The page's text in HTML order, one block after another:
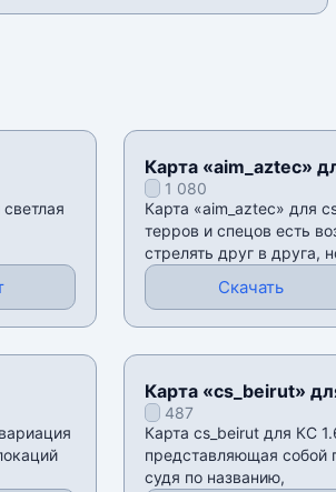
Карта «aim_aztec»
1 080
Карта «aim_aztec» для
терров и спецов есть
стрелять друг в друга,
Скачать
Карта «cs_beirut»
487
Карта cs_beirut для КС
представляющая собой
судя по названию,